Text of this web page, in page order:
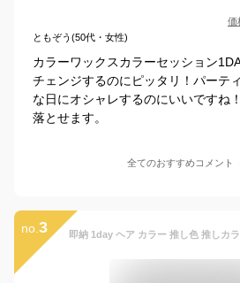
価
ともぞう(50代・女性)
カラーワックスカラーセッション
チェンジするのにピッタリ！パーテ
な日にオシャレするのにいいですね
落とせます。
全てのおすすめコメント
no. 3